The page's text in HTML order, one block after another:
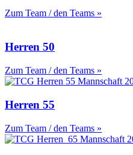
Zum Team / den Teams »
Herren 50
Zum Team / den Teams »
Herren 55
Zum Team / den Teams »